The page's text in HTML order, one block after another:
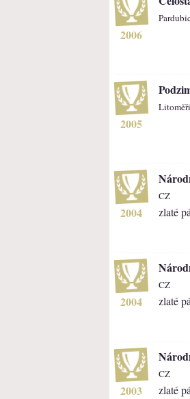
2006
2005
2004
CZ
zlaté
2004
CZ
zlaté
2003
CZ
zlaté